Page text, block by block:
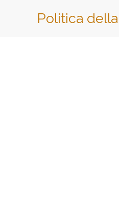
Politica